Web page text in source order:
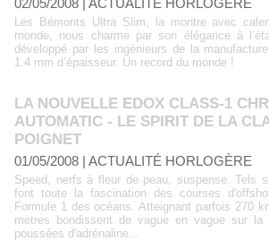
02/05/2008 | ACTUALITÉ HORLOGÈRE
Les Bémonts Ultra Slim, la montre avec
monde, nous charme par son élégance à
développé par les ingénieurs de la
1.4 mm d’épaisseur. Un record du monde !
LA NOUVELLE EDOX CLASS-1
AUTOMATIC - LE SPIRIT DE LA
POIGNET
01/05/2008 | ACTUALITÉ HORLOGÈRE
Speed, nerfs à fleur de peau, suspense. Tels
font toute la fascination des courses
Formule 1 des océans. Atteignant parfois 270
mètres bondissent de vague en vague sur
poussées d'adrénaline...